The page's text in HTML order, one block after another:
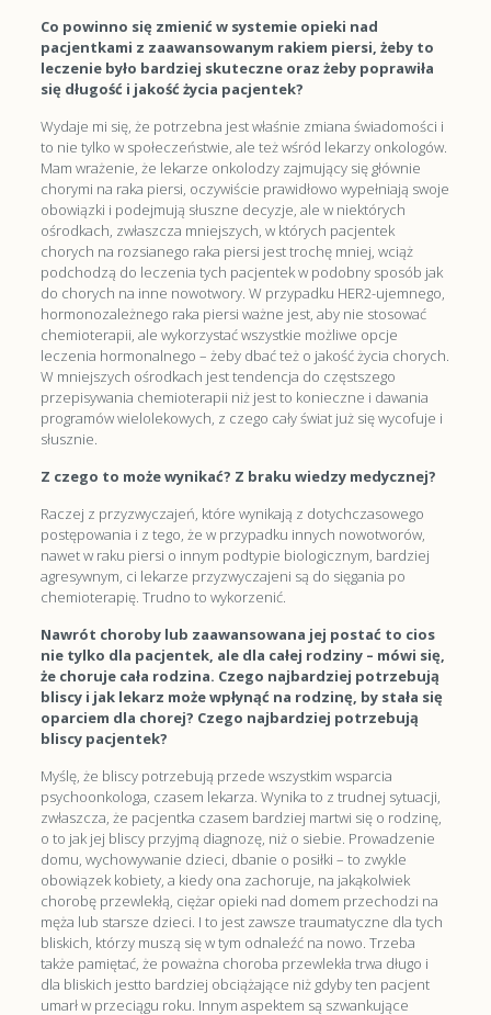
Co powinno się zmienić w systemie opieki nad
pacjentkami z zaawansowanym rakiem piersi, żeby to
leczenie było bardziej skuteczne oraz żeby poprawiła
się długość i jakość życia pacjentek?
Wydaje mi się, że potrzebna jest właśnie zmiana świadomości i
to nie tylko w społeczeństwie, ale też wśród lekarzy onkologów.
Mam wrażenie, że lekarze onkolodzy zajmujący się głównie
chorymi na raka piersi, oczywiście prawidłowo wypełniają swoje
obowiązki i podejmują słuszne decyzje, ale w niektórych
ośrodkach, zwłaszcza mniejszych, w których pacjentek
chorych na rozsianego raka piersi jest trochę mniej, wciąż
podchodzą do leczenia tych pacjentek w podobny sposób jak
do chorych na inne nowotwory. W przypadku HER2-ujemnego,
hormonozależnego raka piersi ważne jest, aby nie stosować
chemioterapii, ale wykorzystać wszystkie możliwe opcje
leczenia hormonalnego – żeby dbać też o jakość życia chorych.
W mniejszych ośrodkach jest tendencja do częstszego
przepisywania chemioterapii niż jest to konieczne i dawania
programów wielolekowych, z czego cały świat już się wycofuje i
słusznie.
Z czego to może wynikać? Z braku wiedzy medycznej?
Raczej z przyzwyczajeń, które wynikają z dotychczasowego
postępowania i z tego, że w przypadku innych nowotworów,
nawet w raku piersi o innym podtypie biologicznym, bardziej
agresywnym, ci lekarze przyzwyczajeni są do sięgania po
chemioterapię. Trudno to wykorzenić.
Nawrót choroby lub zaawansowana jej postać to cios
nie tylko dla pacjentek, ale dla całej rodziny – mówi się,
że choruje cała rodzina. Czego najbardziej potrzebują
bliscy i jak lekarz może wpłynąć na rodzinę, by stała się
oparciem dla chorej? Czego najbardziej potrzebują
bliscy pacjentek?
Myślę, że bliscy potrzebują przede wszystkim wsparcia
psychoonkologa, czasem lekarza. Wynika to z trudnej sytuacji,
zwłaszcza, że pacjentka czasem bardziej martwi się o rodzinę,
o to jak jej bliscy przyjmą diagnozę, niż o siebie. Prowadzenie
domu, wychowywanie dzieci, dbanie o posiłki – to zwykle
obowiązek kobiety, a kiedy ona zachoruje, na jakąkolwiek
chorobę przewlekłą, ciężar opieki nad domem przechodzi na
męża lub starsze dzieci. I to jest zawsze traumatyczne dla tych
bliskich, którzy muszą się w tym odnaleźć na nowo. Trzeba
także pamiętać, że poważna choroba przewlekła trwa długo i
dla bliskich jestto bardziej obciążające niż gdyby ten pacjent
umarł w przeciągu roku. Innym aspektem są szwankujące